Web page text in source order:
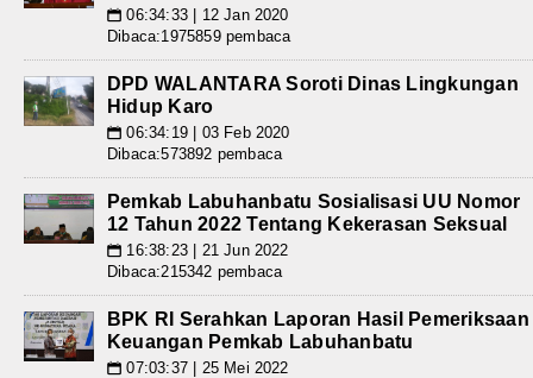
📅 06:34:33 | 12 Jan 2020
Dibaca:1975859 pembaca
DPD WALANTARA Soroti Dinas Lingkungan
Hidup Karo
📅 06:34:19 | 03 Feb 2020
Dibaca:573892 pembaca
Pemkab Labuhanbatu Sosialisasi UU Nomor
12 Tahun 2022 Tentang Kekerasan Seksual
📅 16:38:23 | 21 Jun 2022
Dibaca:215342 pembaca
BPK RI Serahkan Laporan Hasil Pemeriksaan
Keuangan Pemkab Labuhanbatu
📅 07:03:37 | 25 Mei 2022